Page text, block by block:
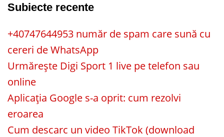
Subiecte recente
+40747644953 număr de spam care sună cu
cereri de WhatsApp
Urmărește Digi Sport 1 live pe telefon sau
online
Aplicația Google s-a oprit: cum rezolvi
eroarea
Cum descarc un video TikTok (download